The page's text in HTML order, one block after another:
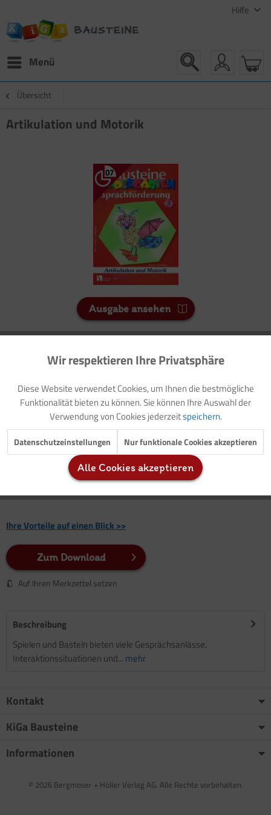
Hilfe
Menü
Übersicht
Artikulation und Motorik
Ausgabe ansehen
Für Sie als Mitglied entspricht dies 1,50 Euro.
Seitenanzahl
Vorwort: Thematische Einführung
Basteltipps: Buntstiftstreuselbilder
Basteltipps: Holzschuppenfisch
Tipps für Erzieher/-innen: Quatschlieder und Wortspielereien
Ihre Vorteile auf einen Blick >>
Zum Download
Auf Ihren Merkzettel setzen
Beschreibung
Spielen und Basteln bieten viele Gesprächsanlässe,
Interaktionssituationen und... mehr
Kontakt
KiGa Bausteine
Informationen
© 2026 Bergmoser + Höller Verlag AG. Alle Rechte vorbehalten.
Funktionale Aktiv
Marketing Inaktiv
Tracking Inaktiv
Inaktiv
Wir respektieren Ihre Privatsphäre
Diese Website verwendet Cookies, um Ihnen die bestmögliche
Funktionalität bieten zu können. Sie können Ihre Auswahl der
Verwendung von Cookies jederzeitspeichern.
Datenschutzeinstellungen Nur funktionale Cookies akzeptieren
Alle Cookies akzeptieren